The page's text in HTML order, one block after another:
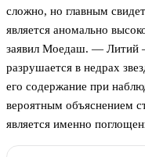
сложно, но главным
является аномально
заявил Моедаш. — Литий
разрушается в недрах
его содержание при
вероятным объяснением
является именно